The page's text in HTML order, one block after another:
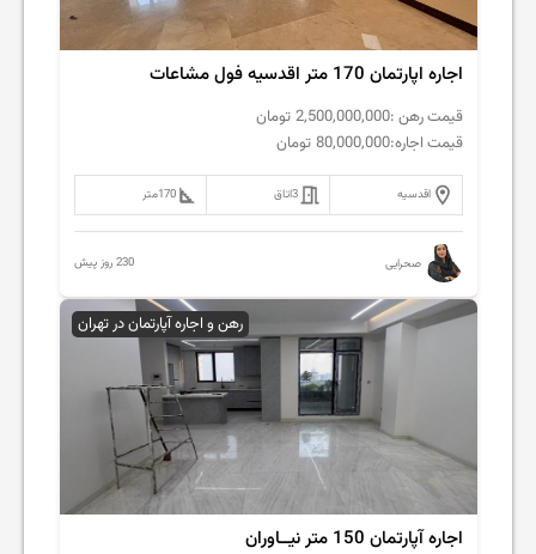
اجاره اپارتمان 170 متر اقدسیه فول مشاعات
قیمت رهن :2,500,000,000 تومان
قیمت اجاره:80,000,000 تومان
اقدسیه 3اتاق 170متر
صحرایی 230 روز پیش
رهن و اجاره آپارتمان در تهران
اجاره آپارتمان 150 متر نیــاوران